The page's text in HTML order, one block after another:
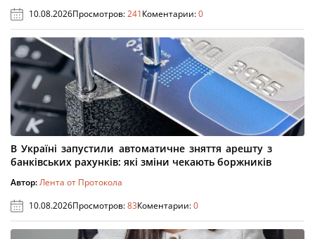
10.08.2026Просмотров:241Коментарии:0
В Україні запустили автоматичне зняття арешту з
банківських рахунків: які зміни чекають боржників
Автор:Лента от Протокола
10.08.2026Просмотров:83Коментарии:0